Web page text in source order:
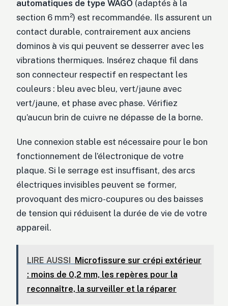
automatiques de type WAGO (adaptés à la
section 6 mm²) est recommandée. Ils assurent un
contact durable, contrairement aux anciens
dominos à vis qui peuvent se desserrer avec les
vibrations thermiques. Insérez chaque fil dans
son connecteur respectif en respectant les
couleurs : bleu avec bleu, vert/jaune avec
vert/jaune, et phase avec phase. Vérifiez
qu’aucun brin de cuivre ne dépasse de la borne.
Une connexion stable est nécessaire pour le bon
fonctionnement de l’électronique de votre
plaque. Si le serrage est insuffisant, des arcs
électriques invisibles peuvent se former,
provoquant des micro-coupures ou des baisses
de tension qui réduisent la durée de vie de votre
appareil.
LIRE AUSSI
Microfissure sur crépi extérieur
: moins de 0,2 mm, les repères pour la
reconnaître, la surveiller et la réparer